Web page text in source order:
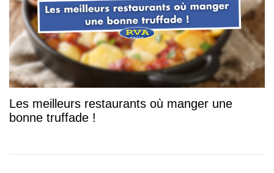
Les meilleurs restaurants où manger une
bonne truffade !